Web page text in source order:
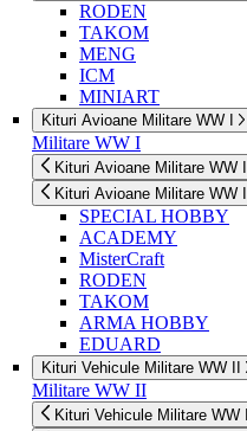
RODEN
TAKOM
MENG
ICM
MINIART
Kituri Avioane Militare WW I
Militare WW I
Kituri Avioane Militare WW I
Kituri Avioane Militare WW I
SPECIAL HOBBY
ACADEMY
MisterCraft
RODEN
TAKOM
ARMA HOBBY
EDUARD
Kituri Vehicule Militare WW II
Militare WW II
Kituri Vehicule Militare WW II